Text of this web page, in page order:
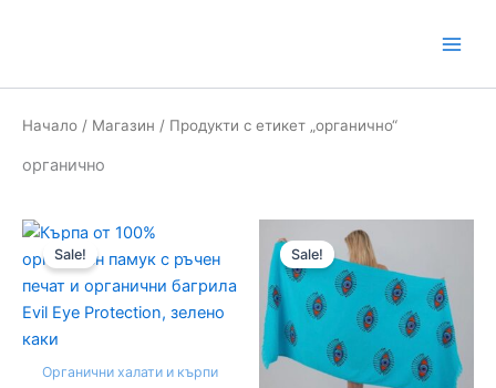
Начало / Магазин / Продукти с етикет „органично“
органично
Sale!
Органични халати и кърпи
was:
29,00 €
/
56.72
е:
24,95 €
/
48.80
Sale!
29,00 €
/
56.72
лв..
24,95 €
/
48.80
лв..